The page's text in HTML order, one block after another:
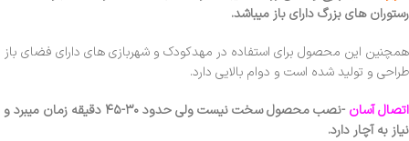
رستوران های بزرگ دارای باز میباشد.
همچنین این محصول برای استفاده در مهدکودک و شهربازی های دارای فضای باز
طراحی و تولید شده است و دوام بالایی دارد.
اتصال آسان
-نصب محصول سخت نیست ولی حدود ۳۰-۴۵ دقیقه زمان میبرد و
نیاز به آچار دارد.